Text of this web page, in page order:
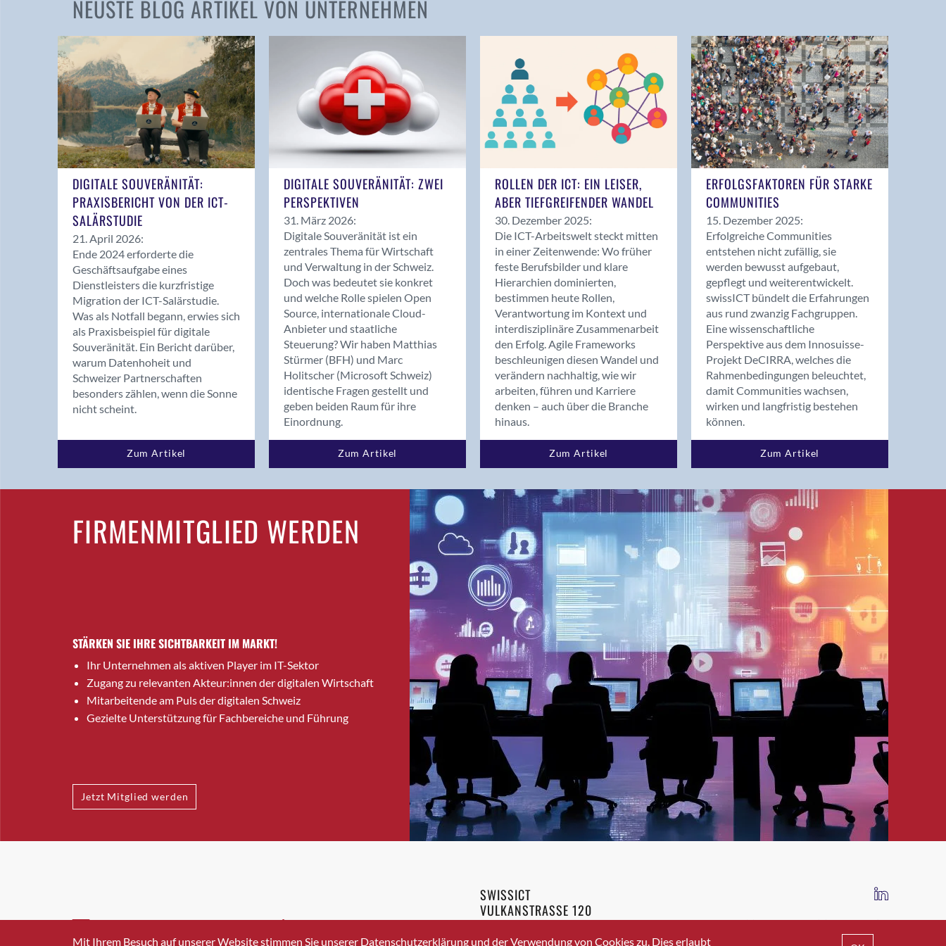
Andelfingen
Balsthal
Balzers
Bassersdorf
Benken (SG)
Bergdietikon
Bern - Liebefeld
Birsfelden
Bolligen
Bonaduz
Bonstetten
Bottighofen
Bremgarten bei Bern
Brig-Glis
Bronschhofen
Brugg
Brugg AG
Burgdorf
Bäretswil
Bülach
Cazis
Crissier
Davos Platz
NEUSTE BLOG ARTIKEL VON UNTERNEHMEN
DIGITALE SOUVERÄNITÄT:
PRAXISBERICHT VON DER ICT-
SALÄRSTUDIE
21. April 2026:
Ende 2024 erforderte die
Geschäftsaufgabe eines
Dienstleisters die kurzfristige
Migration der ICT-Salärstudie.
Was als Notfall begann, erwies sich
als Praxisbeispiel für digitale
Souveränität. Ein Bericht darüber,
warum Datenhoheit und
Schweizer Partnerschaften
besonders zählen, wenn die Sonne
nicht scheint.
Zum Artikel
DIGITALE SOUVERÄNITÄT: ZWEI
PERSPEKTIVEN
31. März 2026:
Digitale Souveränität ist ein
zentrales Thema für Wirtschaft
und Verwaltung in der Schweiz.
Doch was bedeutet sie konkret
und welche Rolle spielen Open
Source, internationale Cloud-
Anbieter und staatliche
Steuerung? Wir haben Matthias
Stürmer (BFH) und Marc
Holitscher (Microsoft Schweiz)
identische Fragen gestellt und
geben beiden Raum für ihre
Einordnung.
Zum Artikel
ROLLEN DER ICT: EIN LEISER,
ABER TIEFGREIFENDER WANDEL
30. Dezember 2025:
Die ICT-Arbeitswelt steckt mitten
in einer Zeitenwende: Wo früher
feste Berufsbilder und klare
Hierarchien dominierten,
bestimmen heute Rollen,
Verantwortung im Kontext und
interdisziplinäre Zusammenarbeit
den Erfolg. Agile Frameworks
beschleunigen diesen Wandel und
verändern nachhaltig, wie wir
arbeiten, führen und Karriere
denken – auch über die Branche
hinaus.
Zum Artikel
ERFOLGSFAKTOREN FÜR STARKE
COMMUNITIES
15. Dezember 2025:
Erfolgreiche Communities
entstehen nicht zufällig, sie
werden bewusst aufgebaut,
gepflegt und weiterentwickelt.
swissICT bündelt die Erfahrungen
aus rund zwanzig Fachgruppen.
Eine wissenschaftliche
Perspektive aus dem Innosuisse-
Projekt DeCIRRA, welches die
Rahmenbedingungen beleuchtet,
damit Communities wachsen,
wirken und langfristig bestehen
können.
Zum Artikel
FIRMENMITGLIED WERDEN
STÄRKEN SIE IHRE SICHTBARKEIT IM MARKT!
Ihr Unternehmen als aktiven Player im IT-Sektor
Zugang zu relevanten Akteur:innen der digitalen Wirtschaft
Mitarbeitende am Puls der digitalen Schweiz
Gezielte Unterstützung für Fachbereiche und Führung
Jetzt Mitglied werden
INFO@SWISSICT.CH +41 43 336 40 20
SWISSICT
VULKANSTRASSE 120
8048 ZURICH
IMPRESSUM DATENSCHUTZ AGB
Mit Ihrem Besuch auf unserer Website stimmen Sie unserer Datenschutzerklärung und der Verwendung von Cookies zu. Dies erlaubt